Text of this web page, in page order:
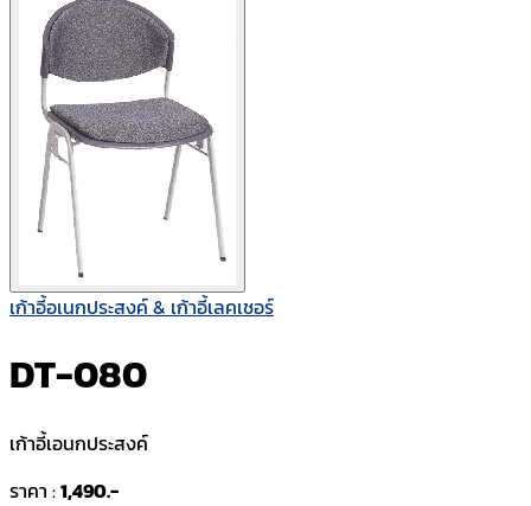
เก้าอี้อเนกประสงค์ & เก้าอี้เลคเชอร์
DT-080
เก้าอี้เอนกประสงค์
ราคา :1,490.-